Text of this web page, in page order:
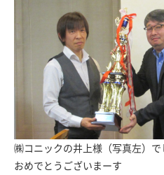
㈱コニックの井上様（写真左）で
おめでとうございまーす